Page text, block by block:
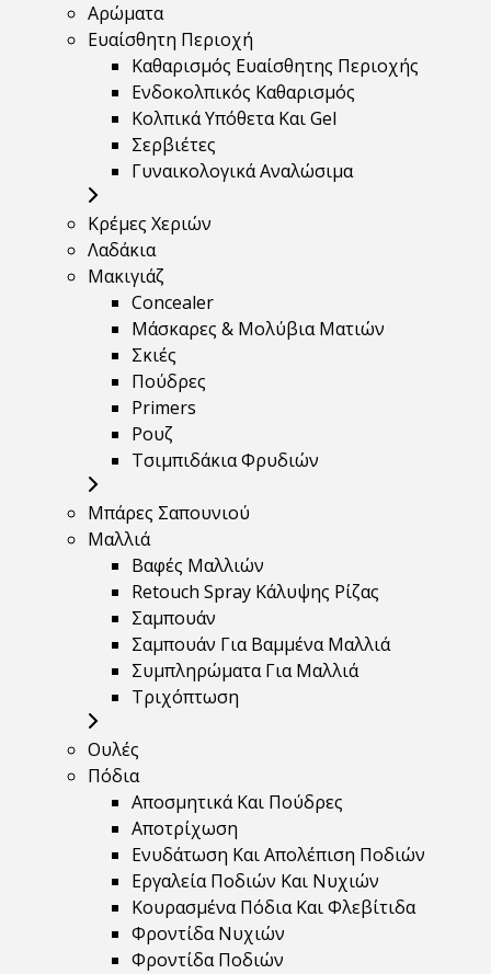
Αρώματα
Ευαίσθητη Περιοχή
Καθαρισμός Ευαίσθητης Περιοχής
Ενδοκολπικός Καθαρισμός
Κολπικά Υπόθετα Και Gel
Σερβιέτες
Γυναικολογικά Αναλώσιμα
Κρέμες Χεριών
Λαδάκια
Μακιγιάζ
Concealer
Μάσκαρες & Μολύβια Ματιών
Σκιές
Πούδρες
Primers
Ρουζ
Τσιμπιδάκια Φρυδιών
Μπάρες Σαπουνιού
Μαλλιά
Βαφές Μαλλιών
Retouch Spray Κάλυψης Ρίζας
Σαμπουάν
Σαμπουάν Για Βαμμένα Μαλλιά
Συμπληρώματα Για Μαλλιά
Τριχόπτωση
Ουλές
Πόδια
Αποσμητικά Και Πούδρες
Αποτρίχωση
Ενυδάτωση Και Απολέπιση Ποδιών
Εργαλεία Ποδιών Και Νυχιών
Κουρασμένα Πόδια Και Φλεβίτιδα
Φροντίδα Νυχιών
Φροντίδα Ποδιών